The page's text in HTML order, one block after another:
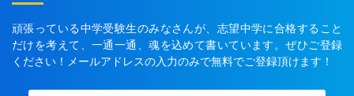
頑張っている中学受験生のみなさんが、志望中学に合格すること
だけを考えて、一通一通、魂を込めて書いています。ぜひご登録
ください！メールアドレスの入力のみで無料でご登録頂けます！